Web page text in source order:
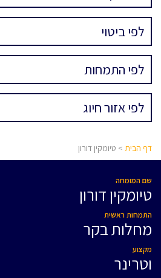
דף הבית > טיומקין דורון
שם המומחה
טיומקין דורון
התמחות ראשית
מחלות בקר
מקצוע
וטרינר